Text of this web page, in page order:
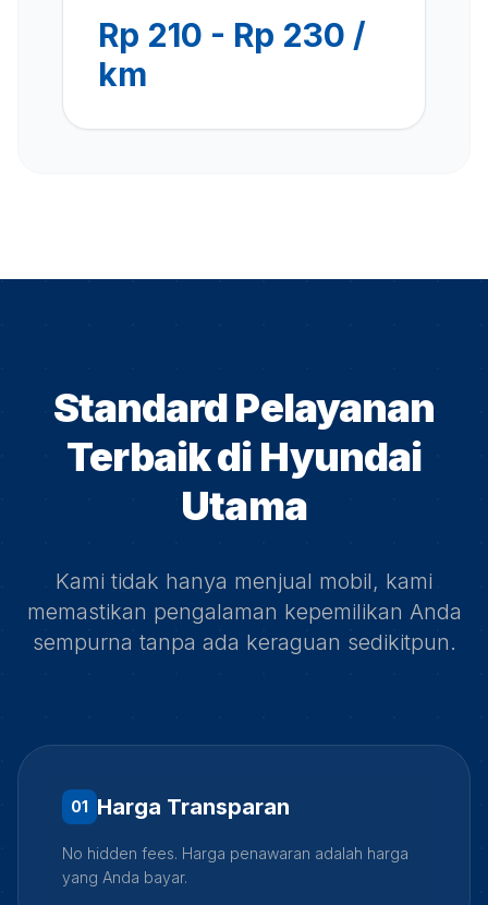
Rp 210 - Rp 230 /
km
Standard Pelayanan
Terbaik di Hyundai
Utama
Kami tidak hanya menjual mobil, kami
memastikan pengalaman kepemilikan Anda
sempurna tanpa ada keraguan sedikitpun.
01 Harga Transparan
No hidden fees. Harga penawaran adalah harga
yang Anda bayar.